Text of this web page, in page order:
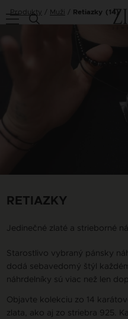
Produkty Muži Retiazky (14)
RETIAZKY
Jedinečné zlaté a strieborné
Starostlivo vybraný pánsky
dodá sebavedomý štýl
náhrdelníky sú viac než len
Objavte kolekciu zo 14
zlata, ako aj zo striebra 925.